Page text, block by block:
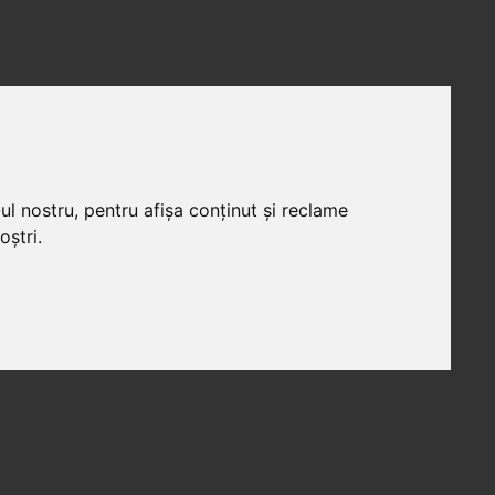
nostru, pentru afișa conținut și reclame